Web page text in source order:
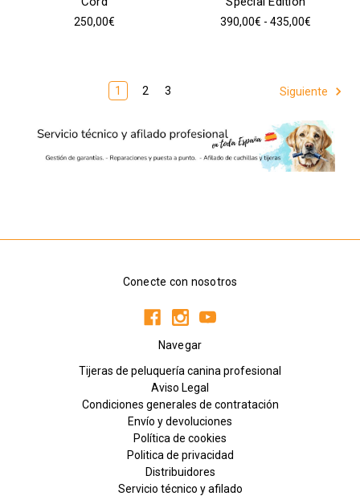
250,00€ 390,00€ - 435,00€
1 2 3 Siguiente
Conecte con nosotros
Navegar
Tijeras de peluquería canina profesional
Aviso Legal
Condiciones generales de contratación
Envío y devoluciones
Política de cookies
Politica de privacidad
Distribuidores
Servicio técnico y afilado